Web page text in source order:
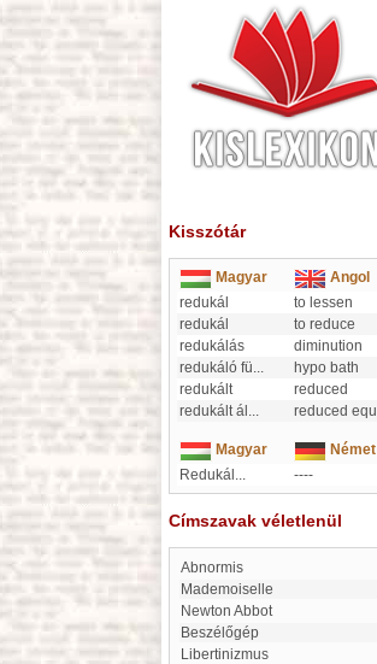
Kisszótár
Magyar
Angol
redukál
to lessen
redukál
to reduce
redukálás
diminution
redukáló fü...
hypo bath
redukált
reduced
redukált ál ... reduced equ
Magyar
Német
Redukál...
----
Címszavak véletlenül
Abnormis
Mademoiselle
Newton Abbot
beszélőgép
libertinizmus